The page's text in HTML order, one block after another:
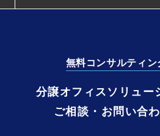
無料コンサルティン
分譲オフィスソリュー
ご相談・お問い合